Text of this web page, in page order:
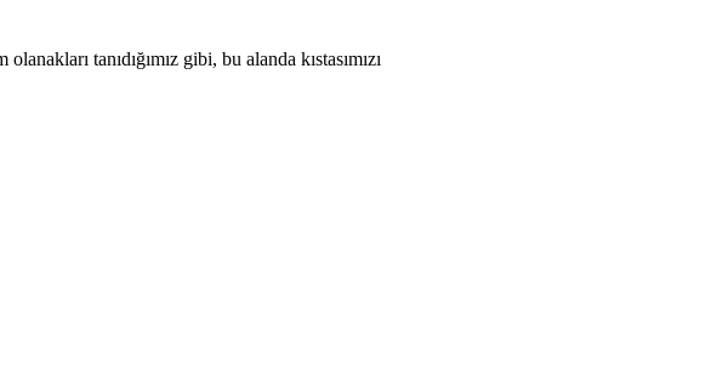
tanıdığımız gibi, bu alanda kıstasımızı